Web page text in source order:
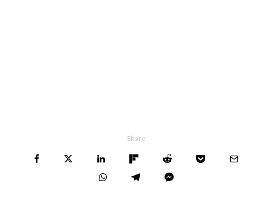
Share